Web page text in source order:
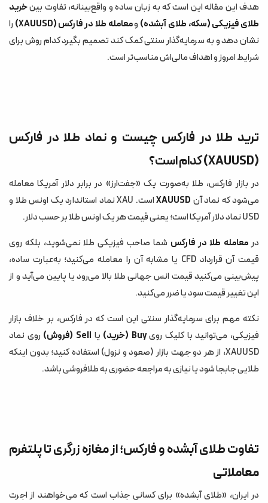
اسپرد طلا در فارکس چیست و چطور روی سود شما اثر می‌گذارد؟
تحلیل انس جهانی طلا؛ زبان مشترک تریدرهای XAUUSD
سرمایه‌گذاری روی طلا یا دلار؟ یا هر دو با هم؟
FAQ – سوالات متداول درباره ترید طلا در فارکس
۱. حداقل سرمایه لازم برای ترید طلا در فارکس چقدر است؟
۲. آیا ترید XAUUSD برای تازه‌کارها مناسب است؟
۳. خرید طلای آبشده بهتر است یا معامله طلا در فارکس؟
جمع‌بندی: از خرید طلا در ویترین تا معامله طلا روی نمودار
هدف این مقاله این است که به زبان ساده و واقع‌بینانه، تفاوت بینخرید
طلای فیزیکی (سکه، طلای آبشده) ومعامله طلا در فارکس (XAUUSD)
را
نشان دهد و به سرمایه‌گذار سنتی کمک کند تصمیم بگیرد کدام روش برای
شرایط امروز و اهداف مالی‌اش مناسب‌تر است.
ترید طلا در فارکس چیست و نماد طلا در فارکس
(XAUUSD) کدام است؟
در بازار فارکس، طلا به‌صورت یک «جفت‌ارز» در برابر دلار آمریکا معامله
می‌شود که نماد آن XAUUSD
است. XAU نماد استاندارد یک اونس طلا و
USD نماد دلار آمریکا است؛ یعنی قیمت هر یک اونس طلا بر حسب دلار.
درمعامله طلا در فارکس شما صاحب فیزیکی طلا نمی‌شوید، بلکه روی
قیمت آن قرارداد CFD یا مشابه آن را معامله می‌کنید؛ به‌عبارت ساده،
پیش‌بینی می‌کنید قیمت انس جهانی طلا بالا می‌رود یا پایین می‌آید و از
این تغییر قیمت سود یا ضرر می‌کنید.
نکته مهم برای سرمایه‌گذار سنتی این است که در فارکس، بر خلاف بازار
فیزیکی، می‌توانید با کلیک روی Buy (خرید) Sell (فروش)
روی نماد
XAUUSD، از هر دو جهت بازار (صعود و نزول) استفاده کنید؛ بدون اینکه
طلایی جابجا شود یا نیازی به مراجعه حضوری به طلافروشی باشد.
تفاوت طلای آبشده و فارکس؛ از مغازه زرگری تا پلتفرم
معاملاتی
در ایران، «طلای آبشده» برای کسانی جذاب است که می‌خواهند از اجرت